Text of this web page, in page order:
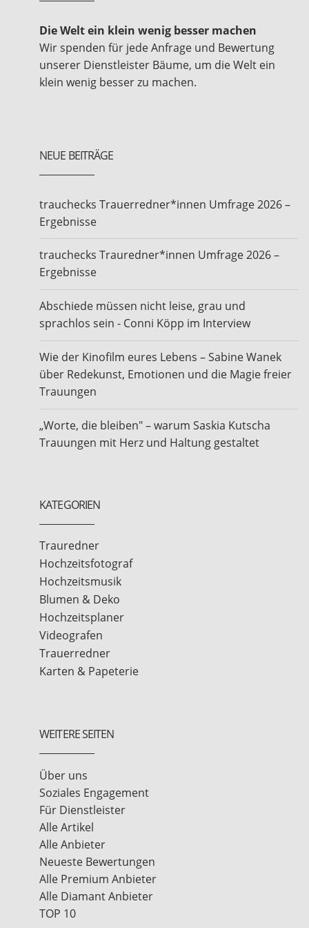
Die Welt ein klein wenig besser machen
Wir spenden für jede Anfrage und Bewertung
unserer Dienstleister Bäume, um die Welt ein
klein wenig besser zu machen.
NEUE BEITRÄGE
trauchecks Trauerredner*innen Umfrage 2026 –
Ergebnisse
trauchecks Trauredner*innen Umfrage 2026 –
Ergebnisse
Abschiede müssen nicht leise, grau und
sprachlos sein - Conni Köpp im Interview
Wie der Kinofilm eures Lebens – Sabine Wanek
über Redekunst, Emotionen und die Magie freier
Trauungen
„Worte, die bleiben" – warum Saskia Kutscha
Trauungen mit Herz und Haltung gestaltet
KATEGORIEN
Trauredner
Hochzeitsfotograf
Hochzeitsmusik
Blumen & Deko
Hochzeitsplaner
Videografen
Trauerredner
Karten & Papeterie
WEITERE SEITEN
Über uns
Soziales Engagement
Für Dienstleister
Alle Artikel
Alle Anbieter
Neueste Bewertungen
Alle Premium Anbieter
Alle Diamant Anbieter
TOP 10